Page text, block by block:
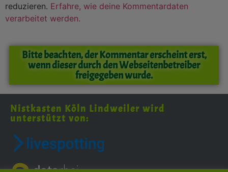
reduzieren. Erfahre, wie deine Kommentardaten
verarbeitet werden.
Bitte beachten, der Kommentar erscheint erst,
wenn dieser durch den Webseitenbetreiber
freigegeben wurde.
Nistkasten Köln Lindweiler wird
unterstützt von: